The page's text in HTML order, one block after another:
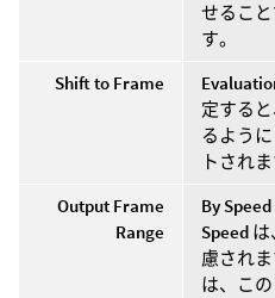
せるこ
す。
Shift to Frame
定する
るように
トされま
Output Frame
Range
By Speed
Speed
慮され
は、こ